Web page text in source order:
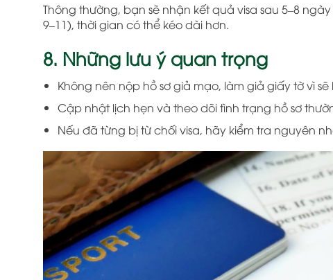
Thông thường, bạn sẽ nhận kết quả visa sau 5–8
9–11), thời gian có thể kéo dài hơn.
8. Những lưu ý quan trọng
Không nên nộp hồ sơ giả mạo, làm giả giấy tờ vì sẽ
Cập nhật lịch hẹn và theo dõi tình trạng hồ sơ
Nếu đã từng bị từ chối visa, hãy kiểm tra nguyên